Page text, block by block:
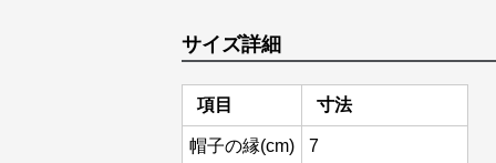
サイズ詳細
項目 寸法
帽子の縁(cm) 7